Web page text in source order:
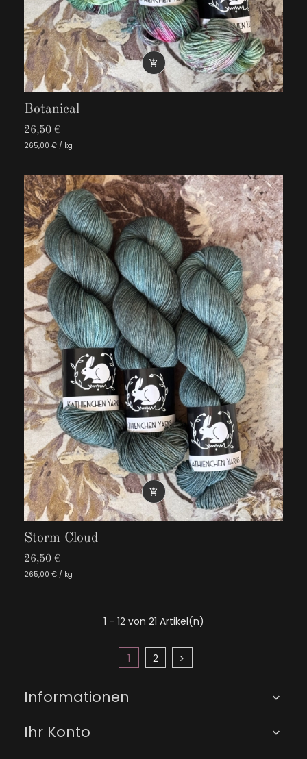

Botanical
26,50 €
265,00 € / kg

Storm Cloud
26,50 €
265,00 € / kg
1 - 12 von 21 Artikel(n)
1 2
Informationen 
Ihr Konto 